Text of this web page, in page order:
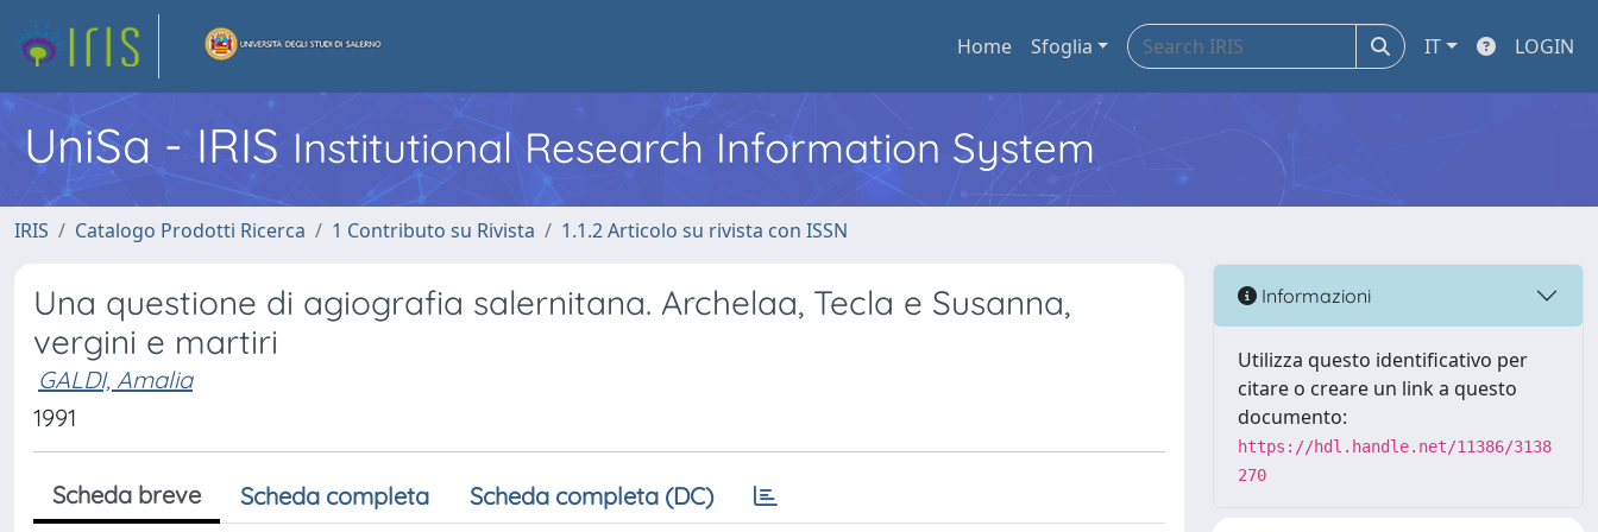
Home Sfoglia IT LOGIN
UniSa - IRIS Institutional Research Information System
IRIS Catalogo Prodotti Ricerca 1 Contributo su Rivista 1.1.2 Articolo su rivista con ISSN
Una questione di agiografia salernitana. Archelaa, Tecla e Susanna,
vergini e martiri
GALDI, Amalia
1991
Scheda breve Scheda completa Scheda completa (DC)
Informazioni
Utilizza questo identificativo per
citare o creare un link a questo
documento:
https://hdl.handle.net/11386/3138
270